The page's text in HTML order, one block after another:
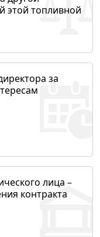
этой топливной
за
лица –
контракта